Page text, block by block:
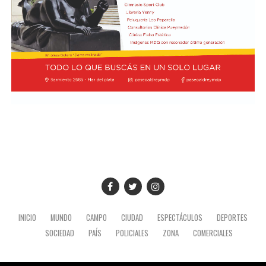
Finalmente, Colapinto y Hadjar están igualados en el
décimo con 7,0 cada uno.
La propia página web oficial de la F1 acompañó la
puntuación de cada piloto con un análisis escrito sobre
permite ocupar un respetable sexto lugar en el
Campeonato de Constructores (donde ocupaban el
quinto puesto hasta que Racing Bull los superó)”,
agregaron en el informe.
INICIO MUNDO CAMPO CIUDAD ESPECTÁCULOS
DEPORTES
SOCIEDAD
PAÍS POLICIALES ZONA COMERCIALES